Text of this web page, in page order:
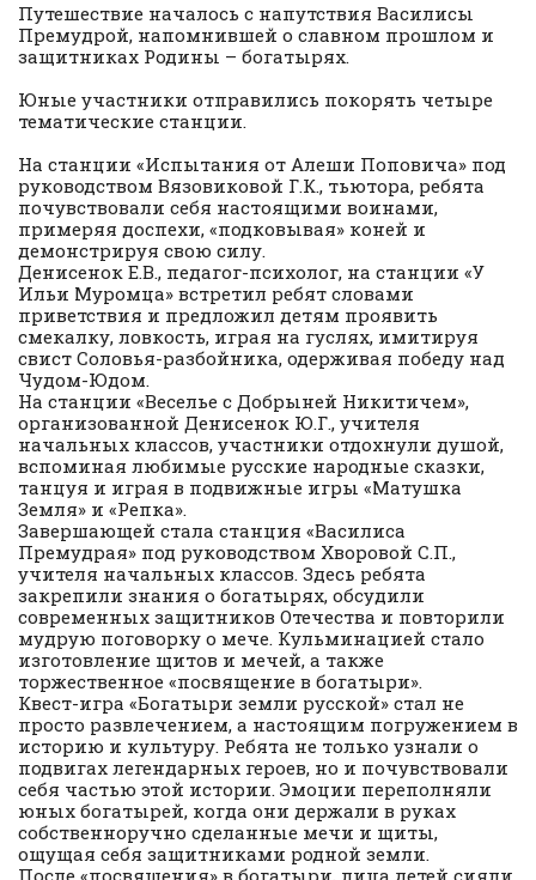
Путешествие началось с напутствия Василисы
Премудрой, напомнившей о славном прошлом и
защитниках Родины – богатырях.
Юные участники отправились покорять четыре
тематические станции.
На станции «Испытания от Алеши Поповича» под
руководством Вязовиковой Г.К., тьютора, ребята
почувствовали себя настоящими воинами,
примеряя доспехи, «подковывая» коней и
демонстрируя свою силу.
Денисенок Е.В., педагог-психолог, на станции «У
Ильи Муромца» встретил ребят словами
приветствия и предложил детям проявить
смекалку, ловкость, играя на гуслях, имитируя
свист Соловья-разбойника, одерживая победу над
Чудом-Юдом.
На станции «Веселье с Добрыней Никитичем»,
организованной Денисенок Ю.Г., учителя
начальных классов, участники отдохнули душой,
вспоминая любимые русские народные сказки,
танцуя и играя в подвижные игры «Матушка
Земля» и «Репка».
Завершающей стала станция «Василиса
Премудрая» под руководством Хворовой С.П.,
учителя начальных классов. Здесь ребята
закрепили знания о богатырях, обсудили
современных защитников Отечества и повторили
мудрую поговорку о мече. Кульминацией стало
изготовление щитов и мечей, а также
торжественное «посвящение в богатыри».
Квест-игра «Богатыри земли русской» стал не
просто развлечением, а настоящим погружением в
историю и культуру. Ребята не только узнали о
подвигах легендарных героев, но и почувствовали
себя частью этой истории. Эмоции переполняли
юных богатырей, когда они держали в руках
собственноручно сделанные мечи и щиты,
ощущая себя защитниками родной земли.